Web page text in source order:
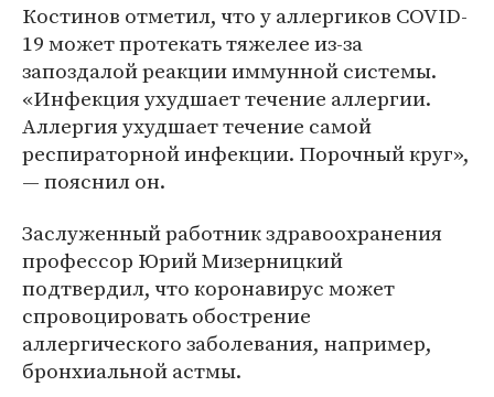
Костинов отметил, что у аллергиков COVID-
19 может протекать тяжелее из-за
запоздалой реакции иммунной системы.
«Инфекция ухудшает течение аллергии.
Аллергия ухудшает течение самой
респираторной инфекции. Порочный круг»,
— пояснил он.
Заслуженный работник здравоохранения
профессор Юрий Мизерницкий
подтвердил, что коронавирус может
спровоцировать обострение
аллергического заболевания, например,
бронхиальной астмы.